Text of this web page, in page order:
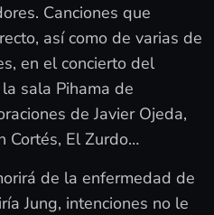
Canciones que
así como de varias de
en el concierto del
sala Pihama de
de Javier Ojeda,
Cortés, El Zurdo…
de la enfermedad de
Jung, intenciones no le